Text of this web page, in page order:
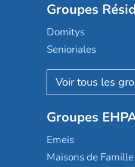
Groupes
Domitys
Senioriales
Nohée
Les Résidentiels
Mobicap
Domusvi
Happy Senior
Groupes
Emeis
Maisons de Famille